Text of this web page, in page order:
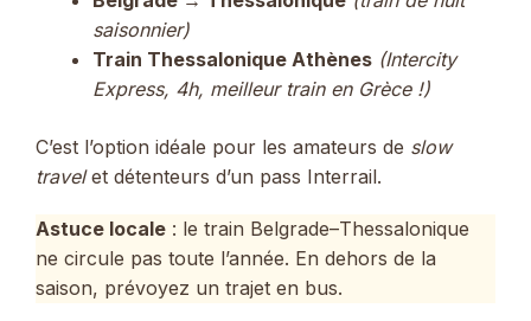
saisonnier)
Train Thessalonique Athènes (Intercity
Express, 4h, meilleur train en Grèce !)
C’est l’option idéale pour les amateurs de slow
travelet détenteurs d’un pass Interrail.
Astuce locale : le train Belgrade–Thessalonique
ne circule pas toute l’année. En dehors de la
saison, prévoyez un trajet en bus.